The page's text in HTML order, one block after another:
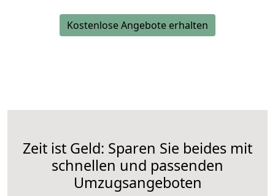
Kostenlose Angebote erhalten
Zeit ist Geld: Sparen Sie beides mit
schnellen und passenden
Umzugsangeboten